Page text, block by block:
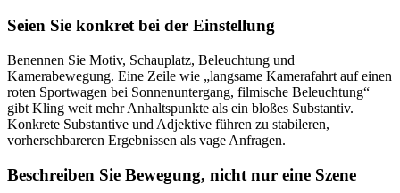
Seien Sie konkret bei der Einstellung
Benennen Sie Motiv, Schauplatz, Beleuchtung und
Kamerabewegung. Eine Zeile wie „langsame Kamerafahrt auf einen
roten Sportwagen bei Sonnenuntergang, filmische Beleuchtung“
gibt Kling weit mehr Anhaltspunkte als ein bloßes Substantiv.
Konkrete Substantive und Adjektive führen zu stabileren,
vorhersehbareren Ergebnissen als vage Anfragen.
Beschreiben Sie Bewegung, nicht nur eine Szene